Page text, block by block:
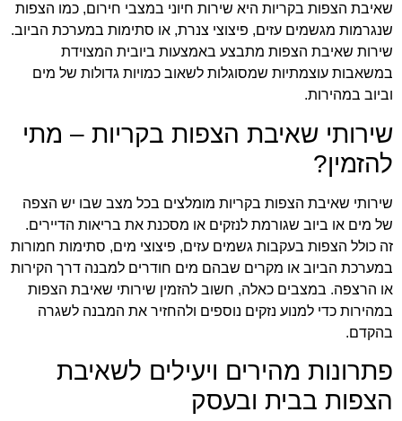
שאיבת הצפות בקריות היא שירות חיוני במצבי חירום, כמו הצפות
שנגרמות מגשמים עזים, פיצוצי צנרת, או סתימות במערכת הביוב.
שירות שאיבת הצפות מתבצע באמצעות ביובית המצוידת
במשאבות עוצמתיות שמסוגלות לשאוב כמויות גדולות של מים
וביוב במהירות.
שירותי שאיבת הצפות בקריות – מתי
להזמין?
שירותי שאיבת הצפות בקריות מומלצים בכל מצב שבו יש הצפה
של מים או ביוב שגורמת לנזקים או מסכנת את בריאות הדיירים.
זה כולל הצפות בעקבות גשמים עזים, פיצוצי מים, סתימות חמורות
במערכת הביוב או מקרים שבהם מים חודרים למבנה דרך הקירות
או הרצפה. במצבים כאלה, חשוב להזמין שירותי שאיבת הצפות
במהירות כדי למנוע נזקים נוספים ולהחזיר את המבנה לשגרה
בהקדם.
פתרונות מהירים ויעילים לשאיבת
הצפות בבית ובעסק